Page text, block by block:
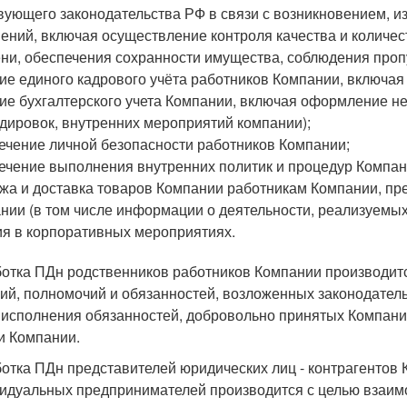
законодательства РФ в связи с возникновением,
включая осуществление контроля качества и
обеспечения сохранности имущества, соблюдения
единого кадрового учёта работников Компании,
бухгалтерского учета Компании, включая оформление
внутренних мероприятий компании);
личной безопасности работников Компании;
выполнения внутренних политик и процедур
и доставка товаров Компании работникам Компании,
(в том числе информации о деятельности,
в корпоративных мероприятиях.
ПДн родственников работников Компании
полномочий и обязанностей, возложенных
обязанностей, добровольно принятых
Компании.
ПДн представителей юридических лиц -
предпринимателей производится с целью